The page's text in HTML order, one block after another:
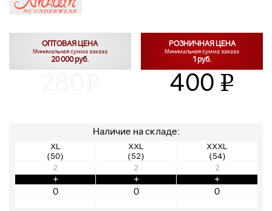
ОПТОВАЯ ЦЕНА
Минимальная сумма заказа
20 000 руб.
РОЗНИЧНАЯ ЦЕНА
Минимальная сумма заказа
1 руб.
400 v
Наличие на складе:
XL
(50)
XXL
(52)
XXXL
(54)
2
+
2
+
2
+